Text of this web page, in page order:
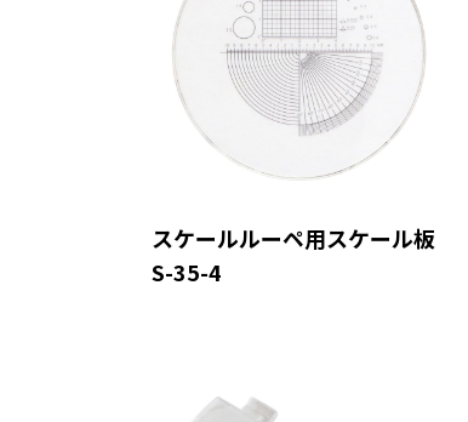
スケールルーペ用スケール板
S-35-4